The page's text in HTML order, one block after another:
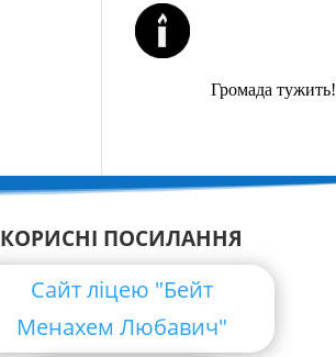
Громада тужить!
КОРИСНІ ПОСИЛАННЯ
Сайт ліцею "Бейт
Менахем Любавич"